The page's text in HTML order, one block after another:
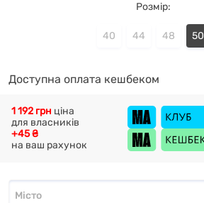
Розмір:
40 44 48 50
Доступна оплата кешбеком
+45 ₴
на ваш рахунок
1 192 грн ціна
для власників
Місто*
Місто